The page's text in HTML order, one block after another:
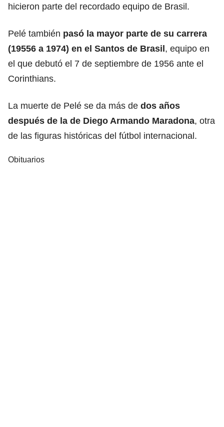
hicieron parte del recordado equipo de Brasil.
Pelé también pasó la mayor parte de su carrera
(19556 a 1974) en el Santos de Brasil, equipo en
el que debutó el 7 de septiembre de 1956 ante el
Corinthians.
La muerte de Pelé se da más de dos años
después de la de Diego Armando Maradona, otra
de las figuras históricas del fútbol internacional.
Obituarios